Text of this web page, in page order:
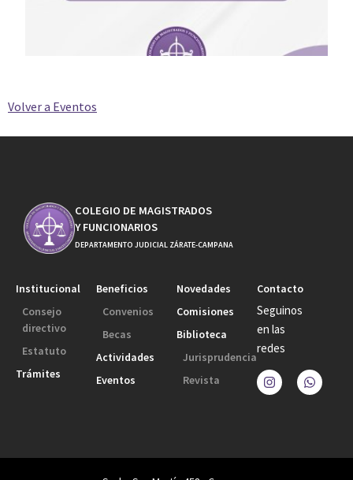
Volver a Eventos
COLEGIO DE MAGISTRADOS
Y FUNCIONARIOS
DEPARTAMENTO JUDICIAL ZÁRATE-CAMPANA
Institucional
Consejo
directivo
Estatuto
Trámites
Beneficios
Convenios
Becas
Actividades
Eventos
Novedades
Comisiones
Biblioteca
Jurisprudencia
Revista
Contacto
Seguinos
en las
redes